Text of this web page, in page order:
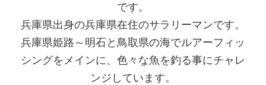
です。
兵庫県出身の兵庫県在住のサラリーマンです。
兵庫県姫路～明石と鳥取県の海でルアーフィッ
シングをメインに、色々な魚を釣る事にチャレ
ンジしています。